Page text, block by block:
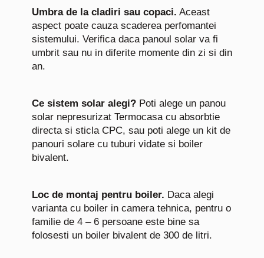
Umbra de la cladiri sau copaci. Aceast
aspect poate cauza scaderea perfomantei
sistemului. Verifica daca panoul solar va fi
umbrit sau nu in diferite momente din zi si din
an.
Ce sistem solar alegi? Poti alege un panou
solar nepresurizat Termocasa cu absorbtie
directa si sticla CPC, sau poti alege un kit de
panouri solare cu tuburi vidate si boiler
bivalent.
Loc de montaj pentru boiler. Daca alegi
varianta cu boiler in camera tehnica, pentru o
familie de 4 – 6 persoane este bine sa
folosesti un boiler bivalent de 300 de litri.